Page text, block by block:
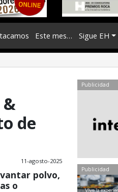
Este mes… Sigue EH
de
11-agosto-2025
polvo,
o
Publicidad
Publicidad